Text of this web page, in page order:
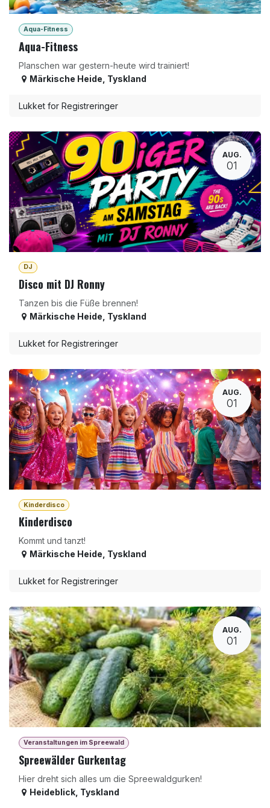
Aqua-Fitness
Aqua-Fitness
Planschen war gestern-heute wird trainiert!
Märkische Heide Tyskland
Lukket for Registreringer
AUG.
01
DJ
Disco mit DJ Ronny
Tanzen bis die Füße brennen!
Märkische Heide Tyskland
Lukket for Registreringer
AUG.
01
Kinderdisco
Kinderdisco
Kommt und tanzt!
Märkische Heide Tyskland
Lukket for Registreringer
AUG.
01
Veranstaltungen im Spreewald
Spreewälder Gurkentag
Hier dreht sich alles um die Spreewaldgurken!
Heideblick Tyskland